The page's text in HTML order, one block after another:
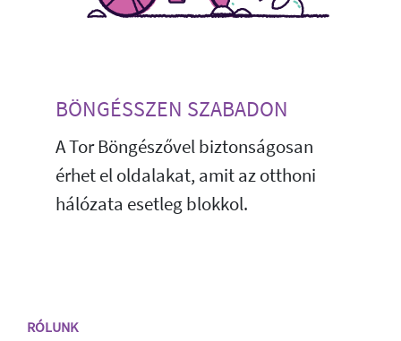
BÖNGÉSSZEN SZABADON
A Tor Böngészővel biztonságosan
érhet el oldalakat, amit az otthoni
hálózata esetleg blokkol.
RÓLUNK